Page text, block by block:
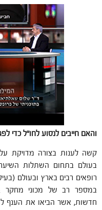
והאם חייבים לנסוע לחו"ל כדי
קשה לענות בצורה מדויקת
בעולם בתחום השתלות
רופאים רבים בארץ ובעולם
במספר רב של מכוני מחקר
חדשות, אשר הביאו את הענף